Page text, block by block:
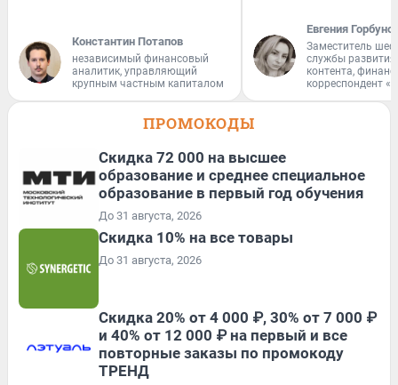
Константин Потапов
независимый финансовый
аналитик, управляющий
крупным частным капиталом
Евгения
Заместитель
службы
контента,
корреспондент
ПРОМОКОДЫ
Скидка 72 000 на высшее
образование и среднее специальное
образование в первый год обучения
До 31 августа, 2026
Скидка 10% на все товары
До 31 августа, 2026
Скидка 20% от 4 000 ₽, 30% от 7 000 ₽
и 40% от 12 000 ₽ на первый и все
повторные заказы по промокоду
ТРЕНД